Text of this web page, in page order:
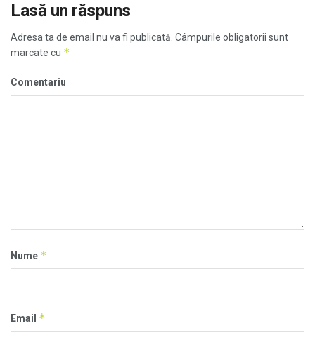
Lasă un răspuns
Adresa ta de email nu va fi publicată. Câmpurile obligatorii sunt
marcate cu *
Comentariu
Nume *
Email *